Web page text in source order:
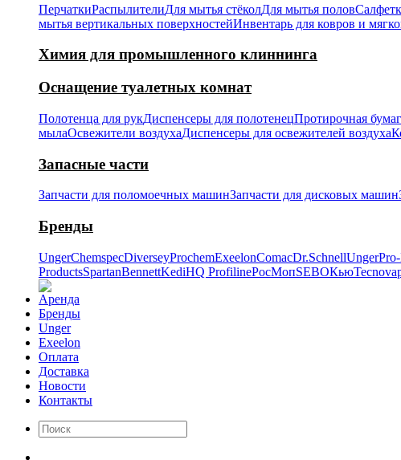
ПерчаткиРаспылителиДля мытья стёколДля мытья полов
мытья вертикальных поверхностейИнвентарь для ковров и
Химия для промышленного клиннинга
Оснащение туалетных комнат
Полотенца для рукДиспенсеры для полотенецПротирочная
мылаОсвежители воздухаДиспенсеры для освежителей воздуха
Запасные части
Запчасти для поломоечных машинЗапчасти для дисковых машин
Бренды
UngerChemspecDiverseyProchemExeelonComacDr.SchnellUnger
ProductsSpartanBennettKediHQ ProfilineРосМопSEBOКью
Аренда
Бренды
Unger
Exeelon
Оплата
Доставка
Новости
Контакты